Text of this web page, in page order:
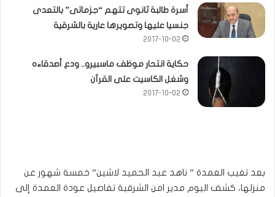
أسرة طالبة ثانوى تتهم “جزماتى” بالتعدى
جنسيا عليها وتصويرها عارية بالشرقية
2017-10-02
حكاية انتحار موظف ماسبيرو.. ودع أصدقاءه
وشغل الكاسيت على القرآن
2017-10-02
بعد تغيب العمدة ” ناهد عبد الحميد لاشين” خمسة شهور عن
منزلها، كشف اليوم مدير امن الشرقية تفاصيل عودة العمدة إلى